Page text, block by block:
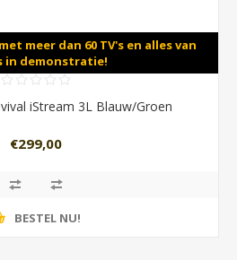
meer dan 60 TV's en alles van
in demonstratie!
iStream 3L Blauw/Groen
€299,00
BESTEL NU!